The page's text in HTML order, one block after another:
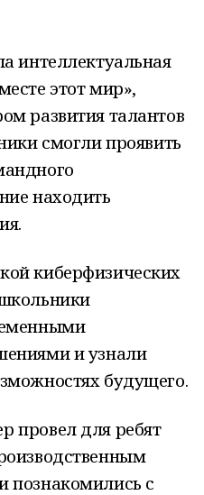
интеллектуальная
этот мир»,
развития талантов
смогли проявить
находить
киберфизических
и узнали
будущего.
провел для ребят
познакомились с